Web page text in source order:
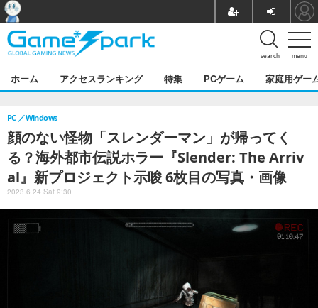
menu
search
ホーム アクセスランキング 特集 PCゲーム 家庭用ゲー
顔のない怪物「スレンダーマン」が帰ってく
る？海外都市伝説ホラー『Slender: The Arriv
al』新プロジェクト示唆 6枚目の写真・画像
PC Windows
2023.6.24 Sat 9:30